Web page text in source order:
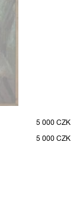
5 000 CZK
5 000 CZK